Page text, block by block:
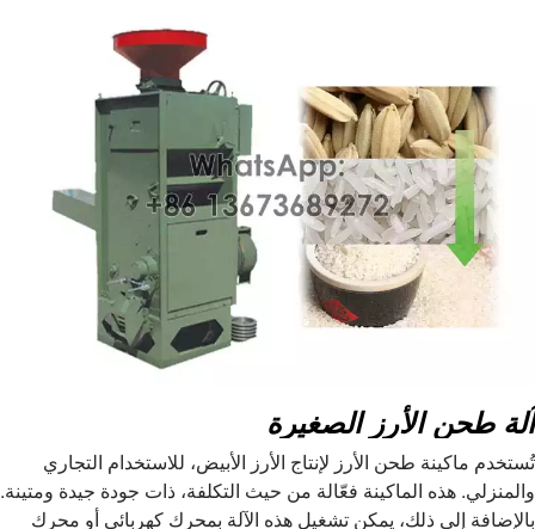
آلة طحن الأرز الصغيرة
تُستخدم ماكينة طحن الأرز لإنتاج الأرز الأبيض، للاستخدام التجاري
والمنزلي. هذه الماكينة فعّالة من حيث التكلفة، ذات جودة جيدة ومتينة.
بالإضافة إلى ذلك، يمكن تشغيل هذه الآلة بمحرك كهربائي أو محرك